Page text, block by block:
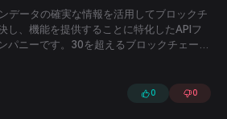
データの確実な情報を活用してブロックチ
し、機能を提供することに特化したAPIフ
パニーです。30を超えるブロックチェーン
統一されたGraphQL APIインターフェース
プロトコル、トークン関連のデータをシン
ユーザーが利用できるよう支援します。
0 0